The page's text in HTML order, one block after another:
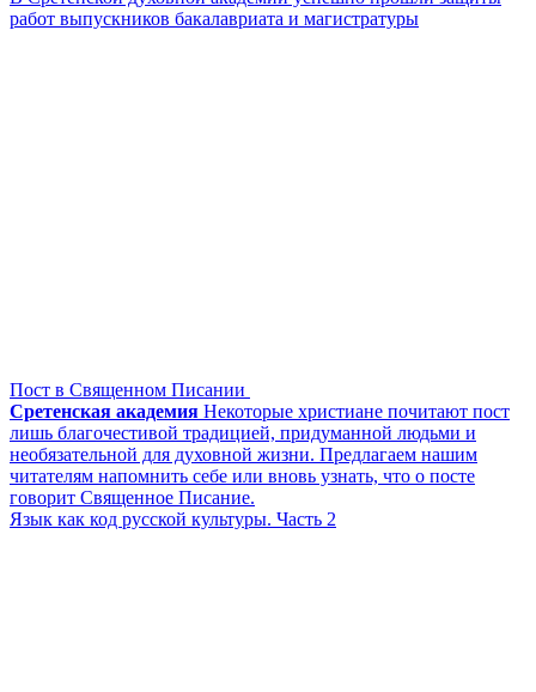
работ выпускников бакалавриата и магистратуры
Пост в Священном Писании
Сретенская академия Некоторые христиане почитают пост
лишь благочестивой традицией, придуманной людьми и
необязательной для духовной жизни. Предлагаем нашим
читателям напомнить себе или вновь узнать, что о посте
говорит Священное Писание.
Язык как код русской культуры. Часть 2